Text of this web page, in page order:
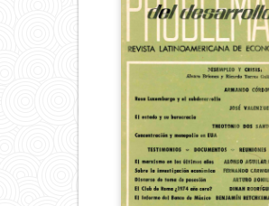
lateral
del
artículo